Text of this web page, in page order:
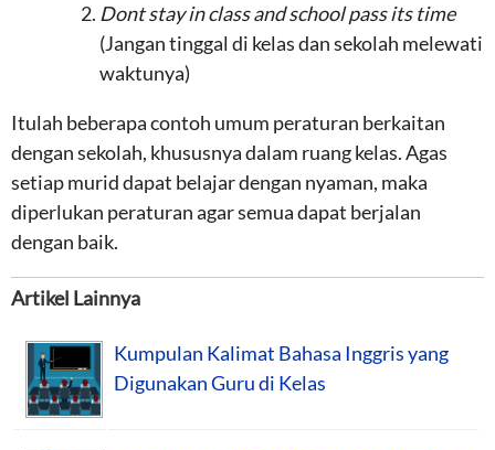
Dont stay in class and school pass its time
(Jangan tinggal di kelas dan sekolah melewati
waktunya)
Itulah beberapa contoh umum peraturan berkaitan
dengan sekolah, khususnya dalam ruang kelas. Agas
setiap murid dapat belajar dengan nyaman, maka
diperlukan peraturan agar semua dapat berjalan
dengan baik.
Artikel Lainnya
Kumpulan Kalimat Bahasa Inggris yang
Digunakan Guru di Kelas